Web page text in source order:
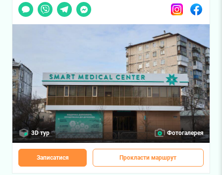
Чат
Viber TelegramMessenger InstagramFacebook
3D тур Фотогалерея
Записатися Прокласти маршрут